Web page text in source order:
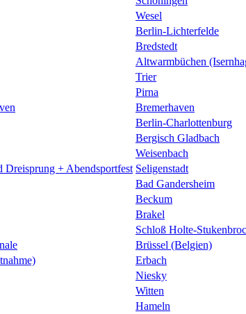
Wesel
Berlin-Lichterfelde
Bredstedt
Altwarmbüchen
Trier
Pirna
Bremerhaven
Berlin-Charlottenburg
Bergisch Gladbach
Weisenbach
Dreisprung + Abendsportfest Seligenstadt
Bad Gandersheim
Beckum
Brakel
Schloß Holte-
Brüssel (Belgien)
Erbach
Niesky
Witten
Hameln